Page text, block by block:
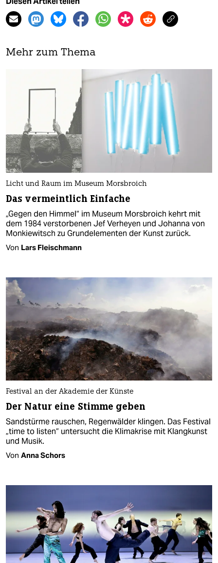
Mehr zum Thema
Licht und Raum im Museum Morsbroich
Das vermeintlich Einfache
„Gegen den Himmel“ im Museum Morsbroich kehrt mit
dem 1984 verstorbenen Jef Verheyen und Johanna von
Monkiewitsch zu Grundelementen der Kunst zurück.
Von Lars Fleischmann
Festival an der Akademie der Künste
Der Natur eine Stimme geben
Sandstürme rauschen, Regenwälder klingen. Das Festival
„time to listen“ untersucht die Klimakrise mit Klangkunst
und Musik.
Von Anna Schors